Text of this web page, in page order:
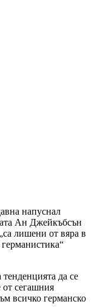
напуснал
Ан Джейкъбсън
лишени от вяра в
да се
от сегашния
всичко германско